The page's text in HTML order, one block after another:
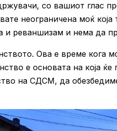
со вашиот глас
неограничена моќ која
и реваншизам и нема да
Ова е време кога
е основата на која ќе
на СДСМ, да